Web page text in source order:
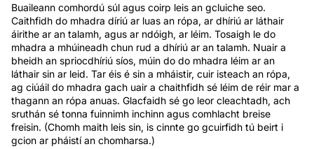
Buaileann comhordú súl agus coirp leis an gcluiche seo.
Caithfidh do mhadra díriú ar luas an rópa, ar dhíriú ar láthair
áirithe ar an talamh, agus ar ndóigh, ar léim. Tosaigh le do
mhadra a mhúineadh chun rud a dhíriú ar an talamh. Nuair a
bheidh an spriocdhíriú síos, múin do do mhadra léim ar an
láthair sin ar leid. Tar éis é sin a mháistir, cuir isteach an rópa,
ag ciúáil do mhadra gach uair a chaithfidh sé léim de réir mar a
thagann an rópa anuas. Glacfaidh sé go leor cleachtadh, ach
sruthán sé tonna fuinnimh inchinn agus comhlacht breise
freisin. (Chomh maith leis sin, is cinnte go gcuirfidh tú beirt i
gcion ar pháistí an chomharsa.)